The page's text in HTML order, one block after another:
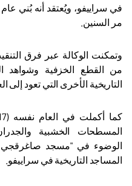
مر السنين
وتمكنت الوكالة عبر فرق
من القطع الخزفية وشواهد
التاريخية الأخرى التي تعود إلى
المسطحات الخشبية
الوضوء في "مسجد صاغرقجي
المساجد التاريخية في سراييفو